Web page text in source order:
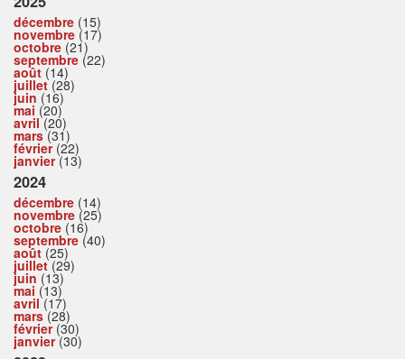
décembre (15)
novembre (17)
octobre (21)
septembre (22)
août (14)
juillet(28)
juin (16)
mai (20)
avril(20)
mars(31)
février(22)
janvier(13)
2024
décembre (14)
novembre (25)
octobre (16)
septembre (40)
août (25)
juillet(29)
juin (13)
mai (13)
avril(17)
mars(28)
février(30)
janvier(30)